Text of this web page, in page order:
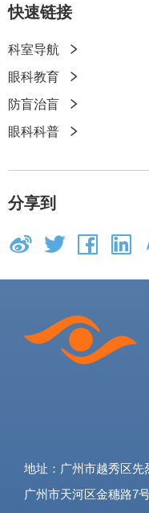
快速链接
快
速
链
科室导航
眼科教育
防盲治盲
眼科科普
分享到
地址：广州市越秀区先
广州市天河区金穗路7